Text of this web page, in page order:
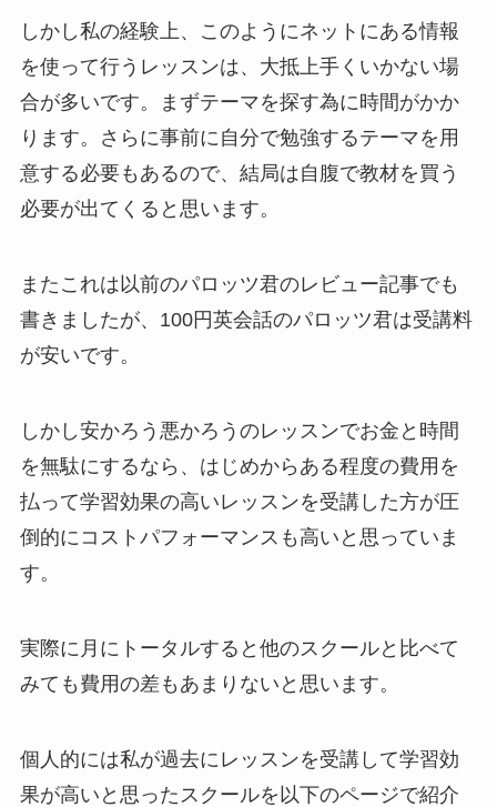
しかし私の経験上、このようにネットにある情報
を使って行うレッスンは、大抵上手くいかない場
合が多いです。まずテーマを探す為に時間がかか
ります。さらに事前に自分で勉強するテーマを用
意する必要もあるので、結局は自腹で教材を買う
必要が出てくると思います。
またこれは以前のパロッツ君のレビュー記事でも
書きましたが、100円英会話のパロッツ君は受講料
が安いです。
しかし安かろう悪かろうのレッスンでお金と時間
を無駄にするなら、はじめからある程度の費用を
払って学習効果の高いレッスンを受講した方が圧
倒的にコストパフォーマンスも高いと思っていま
す。
実際に月にトータルすると他のスクールと比べて
みても費用の差もあまりないと思います。
個人的には私が過去にレッスンを受講して学習効
果が高いと思ったスクールを以下のページで紹介